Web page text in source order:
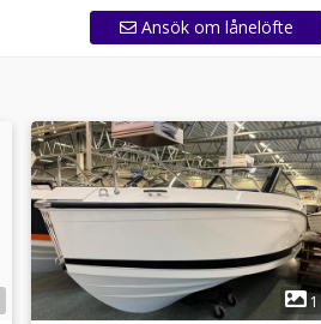
Ansök om lånelöfte
1